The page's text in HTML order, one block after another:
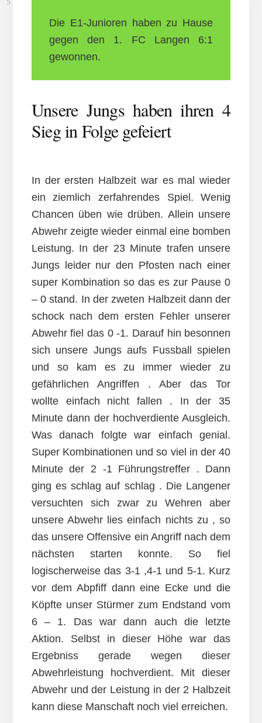
5. DEZEMBER 2015
Die E1-Junioren haben zu Hause
gegen den 1. FC Langen 6:1
gewonnen.
Unsere Jungs haben ihren 4
Sieg in Folge gefeiert
In der ersten Halbzeit war es mal wieder
ein ziemlich zerfahrendes Spiel. Wenig
Chancen üben wie drüben. Allein unsere
Abwehr zeigte wieder einmal eine bomben
Leistung. In der 23 Minute trafen unsere
Jungs leider nur den Pfosten nach einer
super Kombination so das es zur Pause 0
– 0 stand. In der zweten Halbzeit dann der
schock nach dem ersten Fehler unserer
Abwehr fiel das 0 -1. Darauf hin besonnen
sich unsere Jungs aufs Fussball spielen
und so kam es zu immer wieder zu
gefährlichen Angriffen . Aber das Tor
wollte einfach nicht fallen . In der 35
Minute dann der hochverdiente Ausgleich.
Was danach folgte war einfach genial.
Super Kombinationen und so viel in der 40
Minute der 2 -1 Führungstreffer . Dann
ging es schlag auf schlag . Die Langener
versuchten sich zwar zu Wehren aber
unsere Abwehr lies einfach nichts zu , so
das unsere Offensive ein Angriff nach dem
nächsten starten konnte. So fiel
logischerweise das 3-1 ,4-1 und 5-1. Kurz
vor dem Abpfiff dann eine Ecke und die
Köpfte unser Stürmer zum Endstand vom
6 – 1. Das war dann auch die letzte
Aktion. Selbst in dieser Höhe war das
Ergebniss gerade wegen dieser
Abwehrleistung hochverdient. Mit dieser
Abwehr und der Leistung in der 2 Halbzeit
kann diese Manschaft noch viel erreichen.